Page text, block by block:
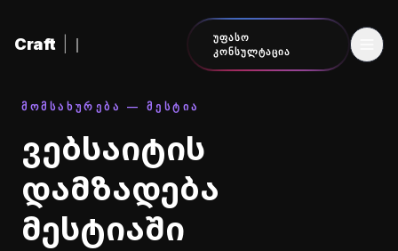
Craft
ᲣᲤᲐᲡᲝ
ᲙᲝᲜᲡᲣᲚᲢᲐᲪᲘᲐ
ᲛᲝᲛᲡᲐᲮᲣᲠᲔᲑᲐ — ᲛᲔᲡᲢᲘᲐ
ვებსაიტის
დამზადება
მესტიაში